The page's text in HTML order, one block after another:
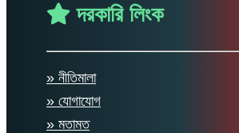
দরকারি লিংক
» নীতিমালা
» যোগাযোগ
» মতামত